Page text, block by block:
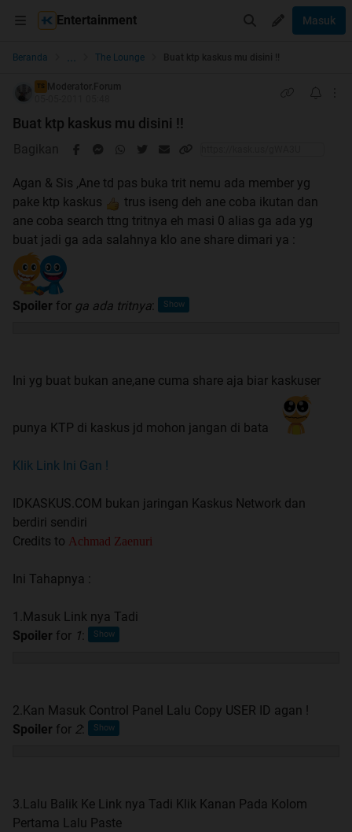
Entertainment Masuk
Beranda ... The Lounge Buat ktp kaskus mu disini !!
TS
Moderator.Forum
Buat ktp kaskus mu disini !!
Bagikan
Agan & Sis ,Ane td pas buka trit nemu ada member yg
pake ktp kaskus
trus iseng deh ane coba ikutan dan
ane coba search ttng tritnya eh masi 0 alias ga ada yg
buat jadi ga ada salahnya klo ane share dimari ya :
Spoiler for ga ada tritnya:
Ini yg buat bukan ane,ane cuma share aja biar kaskuser
punya KTP di kaskus jd mohon jangan di bata
Klik Link Ini Gan !
IDKASKUS.COM bukan jaringan Kaskus Network dan
berdiri sendiri
Credits to Achmad Zaenuri
Ini Tahapnya :
1.Masuk Link nya Tadi
Spoiler for 1:
2.Kan Masuk Control Panel Lalu Copy USER ID agan !
Spoiler for 2:
3.Lalu Balik Ke Link nya Tadi Klik Kanan Pada Kolom
Pertama Lalu Paste